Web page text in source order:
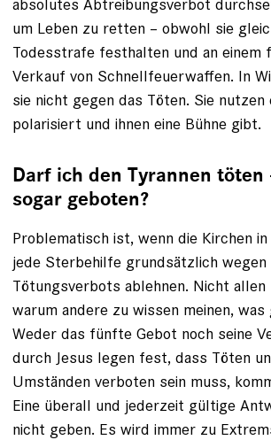
um Leben zu retten – obwohl sie
Todesstrafe festhalten und an einem
Verkauf von Schnellfeuerwaffen. In
sie nicht gegen das Töten. Sie nutzen
polarisiert und ihnen eine Bühne gibt.
Darf ich den Tyrannen töten
sogar geboten?
Problematisch ist, wenn die Kirchen
jede Sterbehilfe grundsätzlich wegen
Tötungsverbots ablehnen. Nicht
warum andere zu wissen meinen,
Weder das fünfte Gebot noch seine
durch Jesus legen fest, dass Töten
Umständen verboten sein muss,
Eine überall und jederzeit gültige
nicht geben. Es wird immer zu